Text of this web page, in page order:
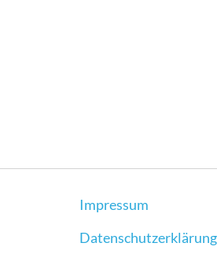
Impressum
Datenschutzerklärung